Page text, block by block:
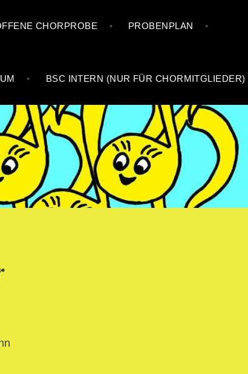
CHORPROBE PROBENPLAN
BSC INTERN (NUR FÜR CHORMITGLIEDER)